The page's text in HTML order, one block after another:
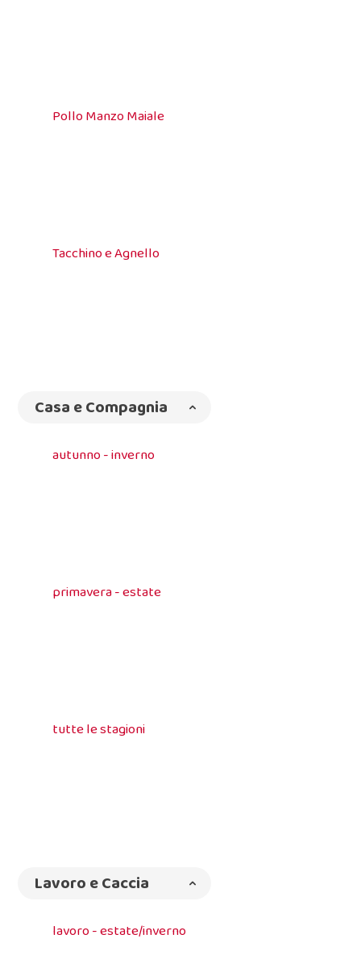
Pollo Manzo Maiale
Tacchino e Agnello
Casa e Compagnia
autunno - inverno
primavera - estate
tutte le stagioni
Lavoro e Caccia
lavoro - estate/inverno